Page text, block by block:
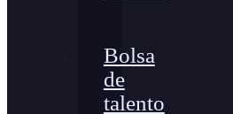
Bolsa
de
talento